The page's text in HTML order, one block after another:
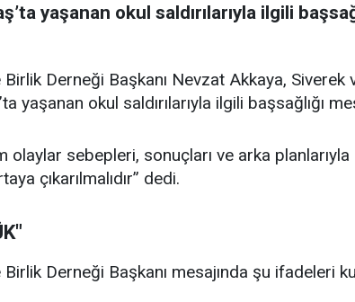
yaşanan okul saldırılarıyla ilgili
Derneği Başkanı Nevzat Akkaya, Siverek
yaşanan okul saldırılarıyla ilgili başsağlığı
olaylar sebepleri, sonuçları ve arka planlarıyla
çıkarılmalıdır” dedi.
Derneği Başkanı mesajında şu ifadeleri